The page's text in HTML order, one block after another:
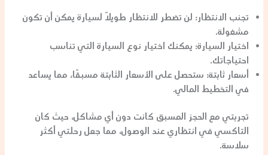
تجنب الانتظار: لن تضطر للانتظار طويلاً لسيارة يمكن أن تكون
مشغولة.
اختيار السيارة: يمكنك اختيار نوع السيارة التي تناسب
احتياجاتك.
أسعار ثابتة: ستحصل على الأسعار الثابتة مسبقًا، مما يساعد
في التخطيط المالي.
تجربتي مع الحجز المسبق كانت دون أي مشاكل، حيث كان
التاكسي في انتظاري عند الوصول، مما جعل رحلتي أكثر
سلاسة.